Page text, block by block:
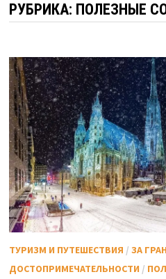
РУБРИКА: ПОЛЕЗНЫЕ
ТУРИЗМ И ПУТЕШЕСТВИЯ / ЗА
ДОСТОПРИМЕЧАТЕЛЬНОСТИ /